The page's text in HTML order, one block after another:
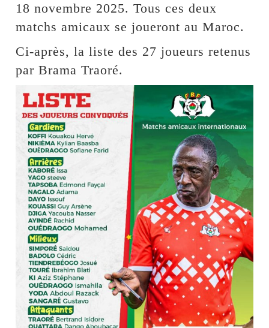
18 novembre 2025. Tous ces deux
matchs amicaux se joueront au Maroc.
Ci-après, la liste des 27 joueurs retenus
par Brama Traoré.